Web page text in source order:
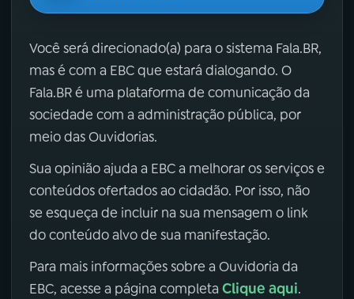
Você será direcionado(a) para o sistema Fala.BR,
mas é com a EBC que estará dialogando. O
Fala.BR é uma plataforma de comunicação da
sociedade com a administração pública, por
meio das Ouvidorias.
Sua opinião ajuda a EBC a melhorar os serviços e
conteúdos ofertados ao cidadão. Por isso, não
se esqueça de incluir na sua mensagem o link
do conteúdo alvo de sua manifestação.
Para mais informações sobre a Ouvidoria da
EBC, acesse a página completa Clique aqui.